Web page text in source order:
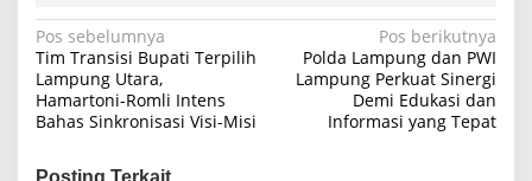
N
a
v
Pos sebelumnya
Tim Transisi Bupati Terpilih
Lampung Utara,
Hamartoni-Romli Intens
Bahas Sinkronisasi Visi-Misi
Pos berikutnya
Polda Lampung dan PWI
Lampung Perkuat Sinergi
Demi Edukasi dan
Informasi yang Tepat
Posting Terkait